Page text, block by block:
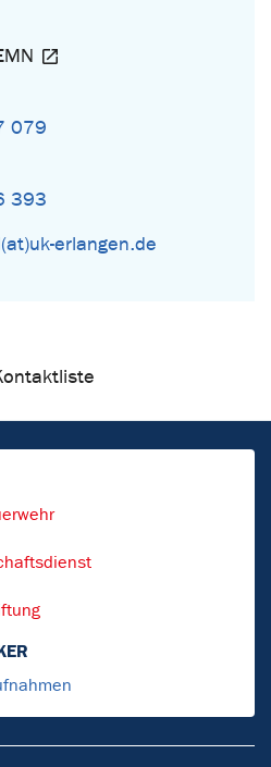
079
393
erlangen.de